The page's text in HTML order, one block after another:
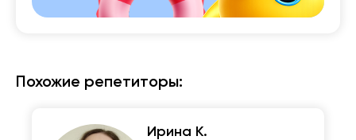
Похожие репетиторы:
Ирина К.